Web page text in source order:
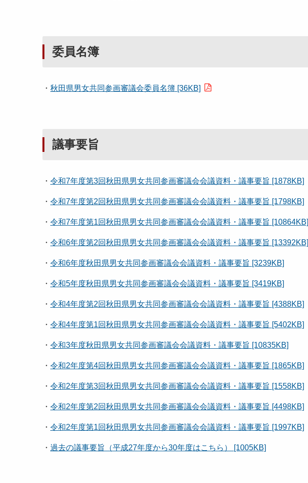
委員名簿
・ 秋田県男女共同参画審議会委員名簿 [36KB]
議事要旨
・ 令和7年度第3回秋田県男女共同参画審議会会議資料・議事要旨 [1878KB]
・ 令和7年度第2回秋田県男女共同参画審議会会議資料・議事要旨 [1798KB]
・ 令和7年度第1回秋田県男女共同参画審議会会議資料・議事要旨 [10864KB]
・ 令和6年度第2回秋田県男女共同参画審議会会議資料・議事要旨 [13392KB]
・ 令和6年度秋田県男女共同参画審議会会議資料・議事要旨 [3239KB]
・ 令和5年度秋田県男女共同参画審議会会議資料・議事要旨 [3419KB]
・ 令和4年度第2回秋田県男女共同参画審議会会議資料・議事要旨 [4388KB]
・ 令和4年度第1回秋田県男女共同参画審議会会議資料・議事要旨 [5402KB]
・ 令和3年度秋田県男女共同参画審議会会議資料・議事要旨 [10835KB]
・ 令和2年度第4回秋田県男女共同参画審議会会議資料・議事要旨 [1865KB]
・ 令和2年度第3回秋田県男女共同参画審議会会議資料・議事要旨 [1558KB]
・ 令和2年度第2回秋田県男女共同参画審議会会議資料・議事要旨 [4498KB]
・ 令和2年度第1回秋田県男女共同参画審議会会議資料・議事要旨 [1997KB]
・ 過去の議事要旨（平成27年度から30年度はこちら） [1005KB]